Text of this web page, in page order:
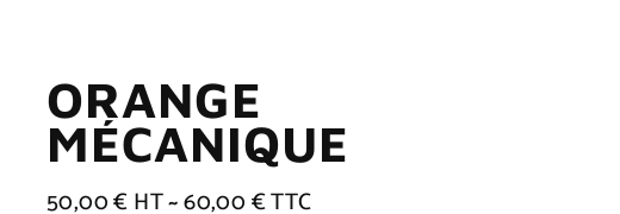
ORANGE
MÉCANIQUE
50,00 € HT ~ 60,00 € TTC